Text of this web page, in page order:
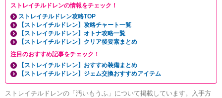
ストレイチルドレンの情報をチェック！
ストレイチルドレン攻略TOP
【ストレイチルドレン】攻略チャート一覧
【ストレイチルドレン】オトナ攻略一覧
【ストレイチルドレン】クリア後要素まとめ
注目のおすすめ記事をチェック！
【ストレイチルドレン】おすすめ装備まとめ
【ストレイチルドレン】ジェム交換おすすめアイテム
ストレイチルドレンの「汚いもうふ」について掲載しています。入手方